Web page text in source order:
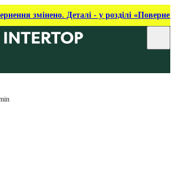
змінено. Деталі - у розділі